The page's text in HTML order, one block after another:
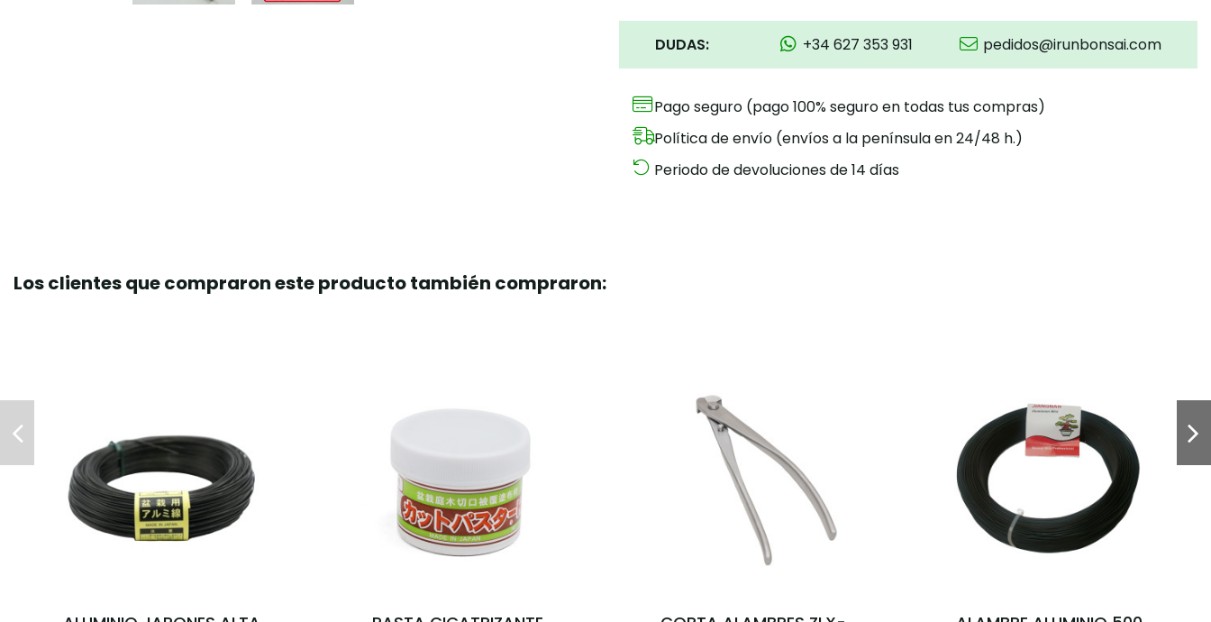
DUDAS: +34 627 353 931 pedidos@irunbonsai.com
Pago seguro (pago 100% seguro en todas tus compras)
Política de envío (envíos a la península en 24/48 h.)
Periodo de devoluciones de 14 días
Los clientes que compraron este producto también compraron: